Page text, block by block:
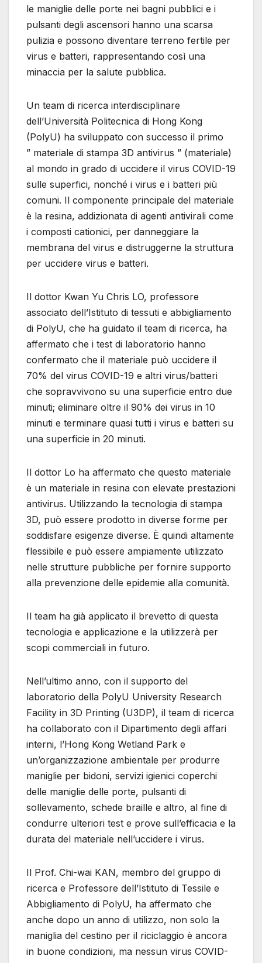
le maniglie delle porte nei bagni pubblici e i
pulsanti degli ascensori hanno una scarsa
pulizia e possono diventare terreno fertile per
virus e batteri, rappresentando così una
minaccia per la salute pubblica.
Un team di ricerca interdisciplinare
dell’Università Politecnica di Hong Kong
(PolyU) ha sviluppato con successo il primo
” materiale di stampa 3D antivirus ” (materiale)
al mondo in grado di uccidere il virus COVID-19
sulle superfici, nonché i virus e i batteri più
comuni. Il componente principale del materiale
è la resina, addizionata di agenti antivirali come
i composti cationici, per danneggiare la
membrana del virus e distruggerne la struttura
per uccidere virus e batteri.
Il dottor Kwan Yu Chris LO, professore
associato dell’Istituto di tessuti e abbigliamento
di PolyU, che ha guidato il team di ricerca, ha
affermato che i test di laboratorio hanno
confermato che il materiale può uccidere il
70% del virus COVID-19 e altri virus/batteri
che sopravvivono su una superficie entro due
minuti; eliminare oltre il 90% dei virus in 10
minuti e terminare quasi tutti i virus e batteri su
una superficie in 20 minuti.
Il dottor Lo ha affermato che questo materiale
è un materiale in resina con elevate prestazioni
antivirus. Utilizzando la tecnologia di stampa
3D, può essere prodotto in diverse forme per
soddisfare esigenze diverse. È quindi altamente
flessibile e può essere ampiamente utilizzato
nelle strutture pubbliche per fornire supporto
alla prevenzione delle epidemie alla comunità.
Il team ha già applicato il brevetto di questa
tecnologia e applicazione e la utilizzerà per
scopi commerciali in futuro.
Nell’ultimo anno, con il supporto del
laboratorio della PolyU University Research
Facility in 3D Printing (U3DP), il team di ricerca
ha collaborato con il Dipartimento degli affari
interni, l’Hong Kong Wetland Park e
un’organizzazione ambientale per produrre
maniglie per bidoni, servizi igienici coperchi
delle maniglie delle porte, pulsanti di
sollevamento, schede braille e altro, al fine di
condurre ulteriori test e prove sull’efficacia e la
durata del materiale nell’uccidere i virus.
Il Prof. Chi-wai KAN, membro del gruppo di
ricerca e Professore dell’Istituto di Tessile e
Abbigliamento di PolyU, ha affermato che
anche dopo un anno di utilizzo, non solo la
maniglia del cestino per il riciclaggio è ancora
in buone condizioni, ma nessun virus COVID-